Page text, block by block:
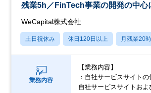
残業5h／FinTech事業の開発の中心
WeCapital株式会社
土日祝休み 休日120日以上 月残業20
業務内容
【業務内容】
：自社サービスサイト
自社サービスサイトおよ